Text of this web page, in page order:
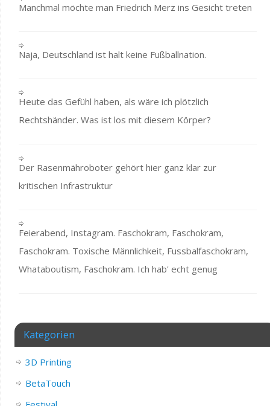
Manchmal möchte man Friedrich Merz ins Gesicht treten
Naja, Deutschland ist halt keine Fußballnation.
Heute das Gefühl haben, als wäre ich plötzlich
Rechtshänder. Was ist los mit diesem Körper?
Der Rasenmähroboter gehört hier ganz klar zur
kritischen Infrastruktur
Feierabend, Instagram. Faschokram, Faschokram,
Faschokram. Toxische Männlichkeit, Fussbalfaschokram,
Whataboutism, Faschokram. Ich hab' echt genug
Kategorien
3D Printing
BetaTouch